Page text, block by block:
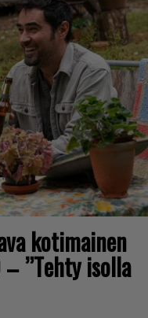
kotimainen
”Tehty isolla